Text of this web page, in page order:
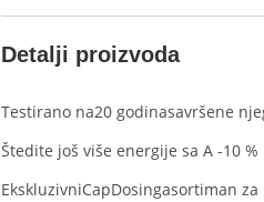
Detalji proizvoda
Testirano na20 godinasavršene
Štedite još više energije sa A -10 %
EkskluzivniCapDosingasortiman